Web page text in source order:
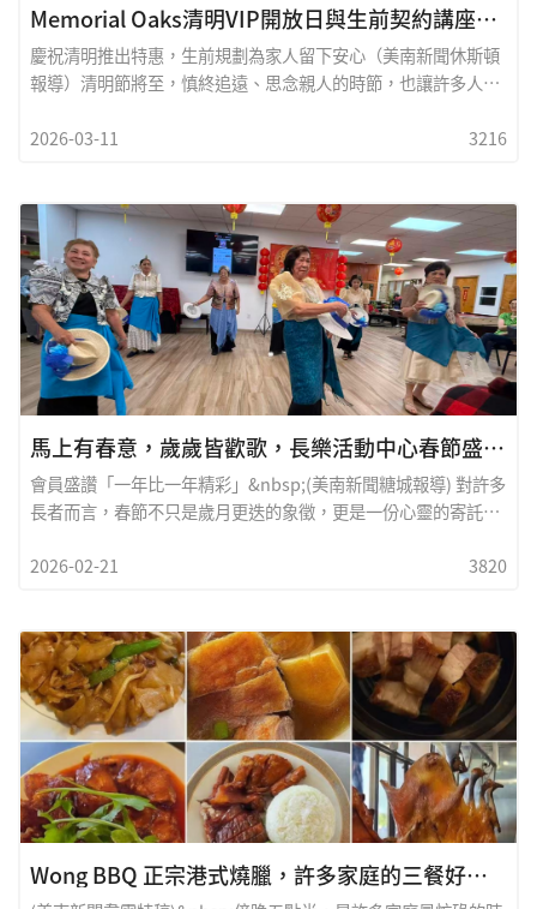
Memorial Oaks清明VIP開放日與生前契約講座，享受全年最大折扣
慶祝清明推出特惠，生前規劃為家人留下安心（美南新聞休斯頓
報導）清明節將至，慎終追遠、思念親人的時節，也讓許多人重
今年清明期間推出年度特惠活動，同時提醒社區民眾：生前規劃
艱難的時刻，減少慌亂與負擔。Memorial Oaks&nbsp;特別舉
辦VIP開放日與生前契約講座，希望幫助更多家庭了解生前規劃
的重要性，為未來做好準備。從避談到重視
2026-03-11 3216
馬上有春意，歲歲皆歡歌，長樂活動中心春節盛典掌聲不斷
會員盛讚「一年比一年精彩」&nbsp;(美南新聞糖城報導) 對許多
長者而言，春節不只是歲月更迭的象徵，更是一份心靈的寄託與
新春慶典，超過150位會員盛裝出席，在歌聲、舞影與笑語之
2026-02-21 3820
Wong BBQ 正宗港式燒臘，許多家庭的三餐好幫手